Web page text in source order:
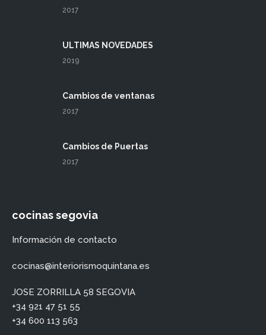
2017
ULTIMAS NOVEDADES
2019
Cambios de ventanas
2017
Cambios de Puertas
2017
cocinas segovia
Información de contacto
cocinas@interiorismoquintana.es
JOSE ZORRILLA 58 SEGOVIA
+34 921 47 51 55
+34 600 113 563